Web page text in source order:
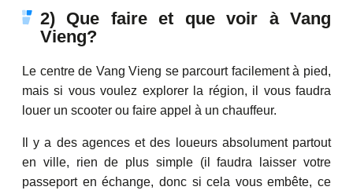
2) Que faire et que voir à Vang
Vieng?
Le centre de Vang Vieng se parcourt facilement à pied,
mais si vous voulez explorer la région, il vous faudra
louer un scooter ou faire appel à un chauffeur.
Il y a des agences et des loueurs absolument partout
en ville, rien de plus simple (il faudra laisser votre
passeport en échange, donc si cela vous embête, ce